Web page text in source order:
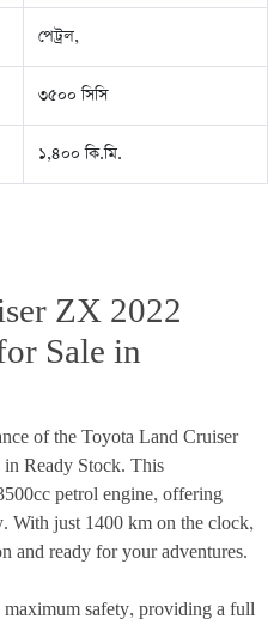
পেট্রল,
৩৫০০ সিসি
১,৪০০ কি.মি.
ZX 2022
Sale in
of the Toyota Land Cruiser
Ready Stock. This
petrol engine, offering
With just 1400 km on the clock,
and ready for your adventures.
maximum safety, providing a full